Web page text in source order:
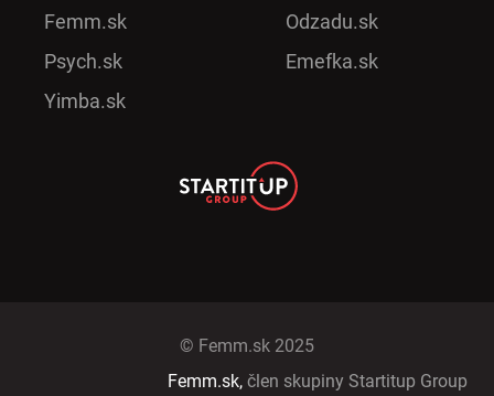
Femm.sk
Psych.sk
Yimba.sk
Odzadu.sk
Emefka.sk
© Femm.sk 2025
Femm.sk, člen skupiny Startitup Group